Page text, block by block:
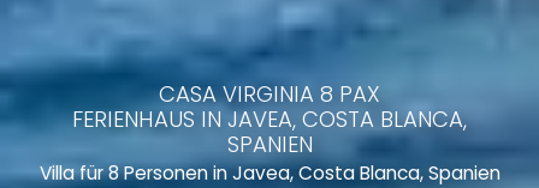
CASA VIRGINIA 8 PAX
FERIENHAUS IN JAVEA, COSTA BLANCA,
SPANIEN
Villa für 8 Personen in Javea, Costa Blanca, Spanien